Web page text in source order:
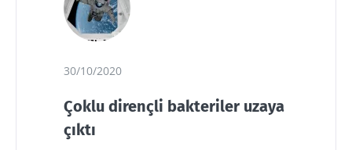
30/10/2020
Çoklu dirençli bakteriler uzaya
çıktı